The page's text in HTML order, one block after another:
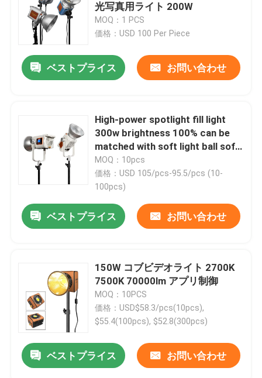
光写真用ライト 200W
MOQ：1 PCS
価格：USD 100 Per Piece
ベストプライス お問い合わせ
High-power spotlight fill light
300w brightness 100% can be
matched with soft light ball soft
light cover suitable for portrait
photography fill light
MOQ：10pcs
価格：USD 105/pcs-95.5/pcs (10-
100pcs)
ベストプライス お問い合わせ
150W コブビデオライト 2700K
7500K 70000lm アプリ制御
MOQ：10PCS
価格：USD$58.3/pcs(10pcs),
$55.4(100pcs), $52.8(300pcs)
ベストプライス お問い合わせ